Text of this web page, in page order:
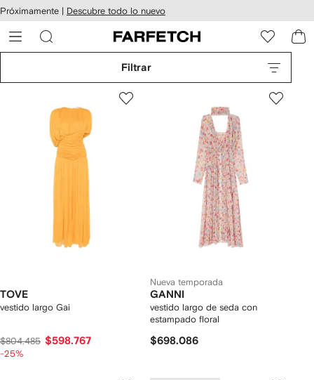
al
Próximamente | Descubre todo lo nuevo
Filtrar
TOVE
vestido largo Gai
$804.485 $598.767
-25%
Nueva temporada
GANNI
vestido largo de seda con
estampado floral
$698.086